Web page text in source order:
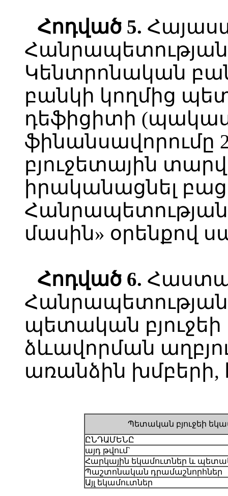
Հոդված 5.
Կենտրոնական
բանկի կողմից
դեֆիցիտի
ֆինանսավորումը
բյուջետային
իրականացնել
մասին» օրենքով
Հոդված 6.
Հանրապետության
պետական
ձևավորման
առանձին խմբերի,
Պետական բյուջեի
ԸՆԴԱՄԵՆԸ
այդ թվում`
Հարկային եկամուտներ և
Պաշտոնական դրամաշնորհներ
Այլ եկամուտներ